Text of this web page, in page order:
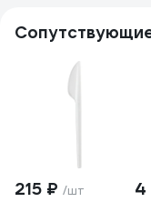
215 ₽ /шт 4